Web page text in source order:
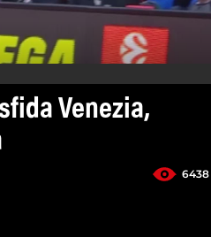
Venezia,
6438